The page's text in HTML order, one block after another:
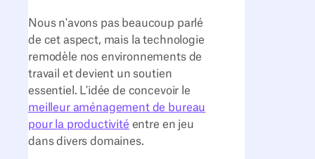
Nous n'avons pas beaucoup parlé
de cet aspect, mais la technologie
remodèle nos environnements de
travail et devient un soutien
essentiel. L'idée de concevoir le
meilleur aménagement de bureau
pour la productivité entre en jeu
dans divers domaines.